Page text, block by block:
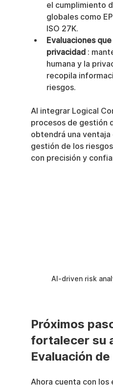
el cumplimiento
globales como
ISO 27K.
Evaluaciones
privacidad :
humana y la
recopila
riesgos.
Al integrar Logical
procesos de gestión
obtendrá una
gestión de los
con precisión y
AI-driven risk
Próximos
fortalecer su
Evaluación
Ahora cuenta con los